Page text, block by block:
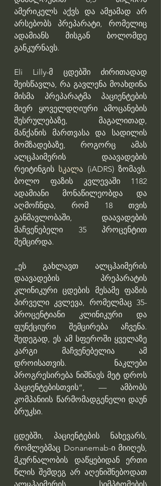
ამერიკელს აქვს და ამჟამად არ
არსებობს პრეპარატი, რომელიც
ადამიანს მისგან ბოლომდე
განკურნავს.
Eli Lilly-მ ცდებში ძირითადად
შეისწავლა, რა გავლენა მოახდინა
მისმა პრეპარატმა პაციენტების
მიერ ყოველდღიური ამოცანების
შესრულებაზე, მაგალითად,
მანქანის მართვასა და სადილის
მომზადებაზე, როგორც ამას
ალცჰაიმერის დაავადების
რეიტინგის სკალა (iADRS) ზომავს.
ბოლო ფაზის კვლევაში 1182
ადამიანი მონაწილეობდა და
აღმოჩნდა, რომ 18 თვის
განმავლობაში, დაავადების
მაჩვენებელი 35 პროცენტით
შემცირდა.
„ეს გახლავთ ალცჰაიმერის
დაავადების პრეპარატის
კლინიკური ცდების მესამე ფაზის
პირველი კვლევა, რომელმაც 35-
პროცენტიანი კლინიკური და
ფუნქციური შემცირება აჩვენა.
შედეგად, ეს ამ სფეროში ყველაზე
კარგი მაჩვენებელია ამ
დროისათვის. ნაკლები
პროგრესირება ნიშნავს მეტ დროს
პაციენტებისთვის“, — ამბობს
კომპანიის წარმომადგენელი დაუნ
ბრუკსი.
ცდებში, პაციენტების ნახევარს,
რომლებმაც Donanemab-ი მიიღეს,
მკურნალობის დაწყებიდან ერთი
წლის შემდეგ არ აღენიშნებოდათ